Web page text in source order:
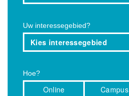
Uw interessegebied?
Kies interessegebied
Hoe?
Online Campus